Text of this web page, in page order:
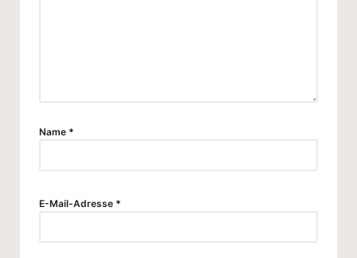
Name *
E-Mail-Adresse *